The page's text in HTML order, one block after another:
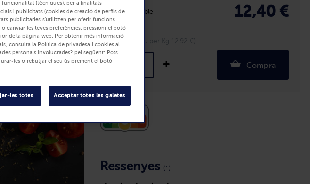
Disponible 12,40 €
Unitats: 3
960 g (Preu per Kg 12.92 €)
Compra
Ressenyes (1)
funcionalitat (tècniques), per a finalitats
i publicitats (cookies de creació de perfils de
publicitàries s'utilitzen per oferir funcions
canviar les teves preferències, pressioni el botó
de la pàgina web. Per obtenir més informació
consulta la Política de privadesa i cookies al
personals involucrades? pel següent: Pots
les o rebutjar el seu ús prement el botó
les totes Acceptar totes les galetes